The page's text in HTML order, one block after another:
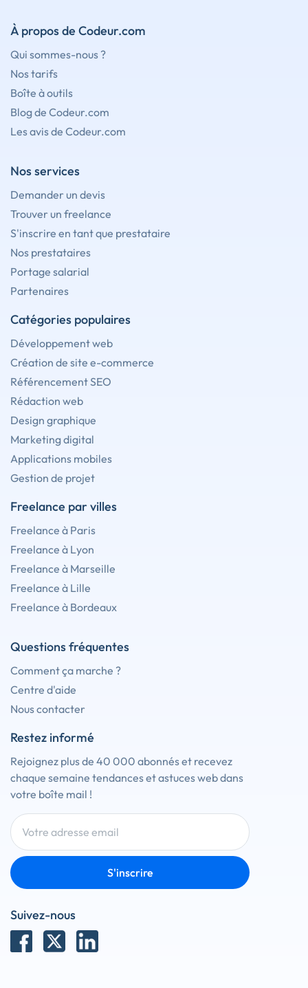
À propos de Codeur.com
Qui sommes-nous ?
Nos tarifs
Boîte à outils
Blog de Codeur.com
Les avis de Codeur.com
Nos services
Demander un devis
Trouver un freelance
S'inscrire en tant que prestataire
Nos prestataires
Portage salarial
Partenaires
Catégories populaires
Développement web
Création de site e-commerce
Référencement SEO
Rédaction web
Design graphique
Marketing digital
Applications mobiles
Gestion de projet
Freelance par villes
Freelance à Paris
Freelance à Lyon
Freelance à Marseille
Freelance à Lille
Freelance à Bordeaux
Questions fréquentes
Comment ça marche ?
Centre d'aide
Nous contacter
Restez informé
Rejoignez plus de 40 000 abonnés et recevez
chaque semaine tendances et astuces web dans
votre boîte mail !
S'inscrire
Suivez-nous